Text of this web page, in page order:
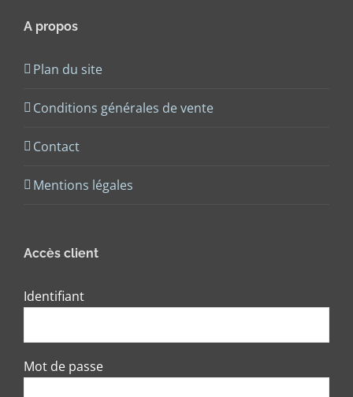
A propos
Plan du site
Conditions générales de vente
Contact
Mentions légales
Accès client
Identifiant
Mot de passe